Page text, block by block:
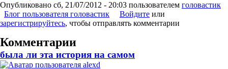
Опубликовано сб, 21/07/2012 - 20:03 пользователем головастик
Блог пользователя головастик
Войдите или
зарегистрируйтесь, чтобы отправлять комментарии
Комментарии
была ли эта история на самом